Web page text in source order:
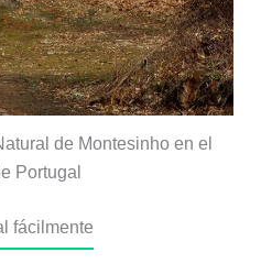
de Montesinho en el
Portugal
fácilmente